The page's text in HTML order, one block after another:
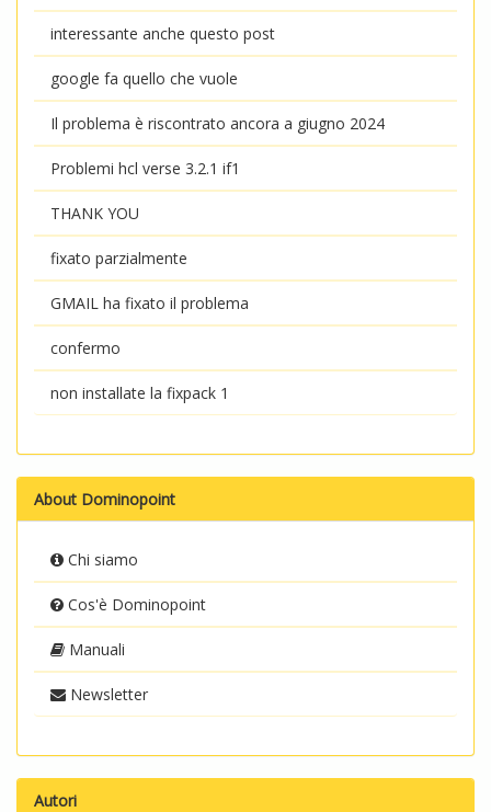
interessante anche questo post
google fa quello che vuole
Il problema è riscontrato ancora a giugno 2024
Problemi hcl verse 3.2.1 if1
THANK YOU
fixato parzialmente
GMAIL ha fixato il problema
confermo
non installate la fixpack 1
About Dominopoint
Chi siamo
Cos'è Dominopoint
Manuali
Newsletter
Autori